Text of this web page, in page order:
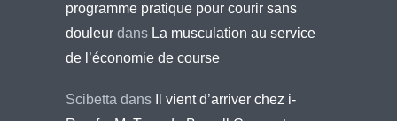
programme pratique pour courir sans
douleur dans La musculation au service
de l’économie de course
Scibetta dans
Il vient d’arriver chez i-